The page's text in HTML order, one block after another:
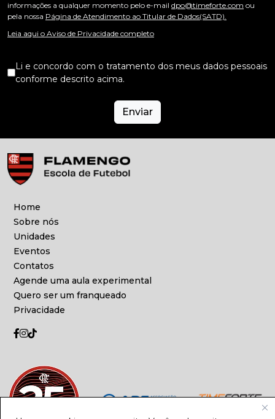
informações a qualquer momento pelo e-mail dpo@timeforte.com ou
pela nossa Página de Atendimento ao Titular de Dados(SATD).
Leia aqui o Aviso de Privacidade completo
Li e concordo com o tratamento dos meus dados pessoais
conforme descrito acima.
Home
Sobre nós
Unidades
Eventos
Contatos
Agende uma aula experimental
Quero ser um franqueado
Privacidade